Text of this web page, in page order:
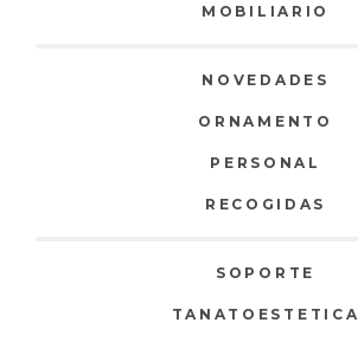
MOBILIARIO
NOVEDADES
ORNAMENTO
PERSONAL
RECOGIDAS
SOPORTE
TANATOESTETICA